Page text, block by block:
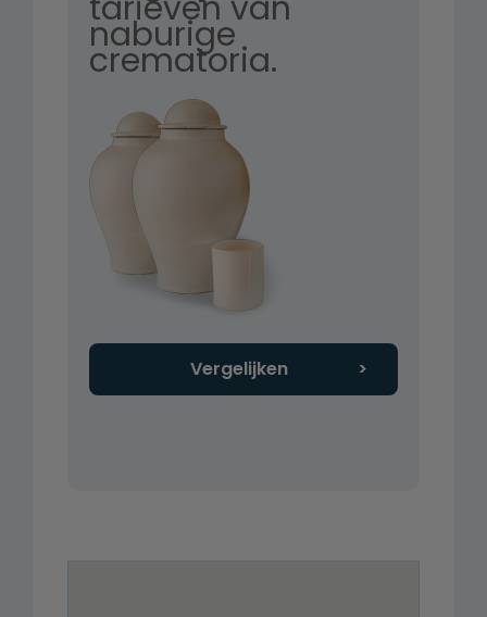
naburige
crematoria.
Vergelijken